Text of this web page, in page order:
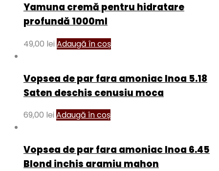
Yamuna cremă pentru hidratare
profundă 1000ml
49,00 lei Adaugă în coș
Vopsea de par fara amoniac Inoa 5.18
Saten deschis cenusiu moca
69,00 lei Adaugă în coș
Vopsea de par fara amoniac Inoa 6.45
Blond inchis aramiu mahon